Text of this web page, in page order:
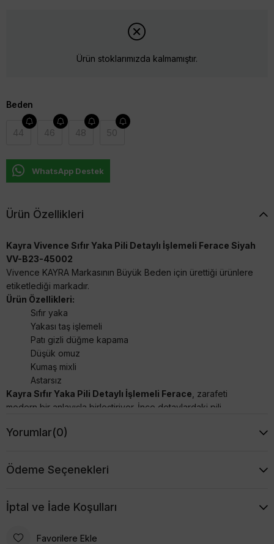
Ürün stoklarımızda kalmamıştır.
Beden
44 46 48 50
WhatsApp Destek
Ürün Özellikleri
Kayra Vivence Sıfır Yaka Pili Detaylı İşlemeli Ferace Siyah
VV-B23-45002
Vivence KAYRA Markasının Büyük Beden için ürettiği ürünlere
etiketlediği markadır.
Ürün Özellikleri:
Sıfır yaka
Yakası taş işlemeli
Patı gizli düğme kapama
Düşük omuz
Kumaş mixli
Astarsız
Kayra Sıfır Yaka Pili Detaylı İşlemeli Ferace , zarafeti
modern bir anlayışla birleştiriyor. İnce detaylardaki pili
katarken, kullanıcısına özgünlük sunuyor. Rahat kalıp ve büyük
şıklığı mükemmel bir dengeyle buluşturarak, her anınıza özel
bir stil katıyor.
Ürün Boyu: 144 cm
Yorumlar(0)
Ödeme Seçenekleri
İptal ve İade Koşulları
Favorilere Ekle